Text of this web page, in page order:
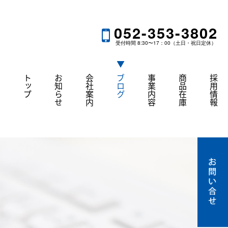
052-353-3802
受付時間 8:30〜17：00（土日・祝日定休）
トップ お知らせ 会社案内 ブログ 事業内容 商品在庫 採用情報